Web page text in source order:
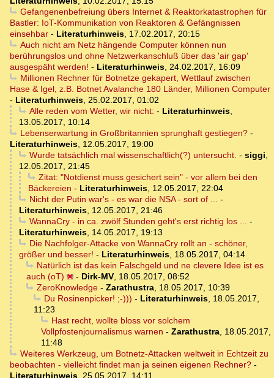
Gefangenenbefreiung übers Internet & Reaktorkatastrophen für
Bastler: IoT-Kommunikation von Reaktoren & Gefängnissen
einsehbar - Literaturhinweis, 17.02.2017, 20:15
Auch nicht am Netz hängende Computer können nun
berührungslos und ohne Netzwerkanschluß über das 'air gap'
ausgespäht werden! - Literaturhinweis, 24.02.2017, 16:09
Millionen Rechner für Botnetze gekapert, Wettlauf zwischen
Hase & Igel, z.B. Botnet Avalanche 180 Länder, Millionen Computer
- Literaturhinweis, 25.02.2017, 01:02
Alle reden vom Wetter, wir nicht: - Literaturhinweis,
13.05.2017, 10:14
Lebenserwartung in Großbritannien sprunghaft gestiegen?-
Literaturhinweis, 12.05.2017, 19:00
Wurde tatsächlich mal wissenschaftlich(?) untersucht. - siggi,
12.05.2017, 21:45
Zitat: "Notdienst muss gesichert sein" - vor allem bei den
Bäckereien - Literaturhinweis, 12.05.2017, 22:04
Nicht der Putin war's - es war die NSA - sort of ... -
Literaturhinweis, 12.05.2017, 21:46
WannaCry - in ca. zwölf Stunden geht's erst richtig los ... -
Literaturhinweis, 14.05.2017, 19:13
Die Nachfolger-Attacke von WannaCry rollt an - schöner,
größer und besser! - Literaturhinweis, 18.05.2017, 04:14
Natürlich ist das kein Falschgeld und ne clevere Idee ist es
auch (oT)
- Dirk-MV, 18.05.2017, 08:52
ZeroKnowledge- Zarathustra, 18.05.2017, 10:39
Du Rosinenpicker! ;-))) - Literaturhinweis, 18.05.2017,
11:23
Hast recht, wollte bloss vor solchem
Vollpfostenjournalismus warnen - Zarathustra, 18.05.2017,
11:48
Weiteres Werkzeug, um Botnetz-Attacken weltweit in Echtzeit zu
beobachten - vielleicht findet man ja seinen eigenen Rechner? -
Literaturhinweis 25.05.2017, 14:11